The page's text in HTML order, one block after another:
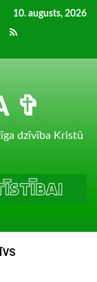
10. augusts, 2026
RSS
✞
dzīvība Kristū